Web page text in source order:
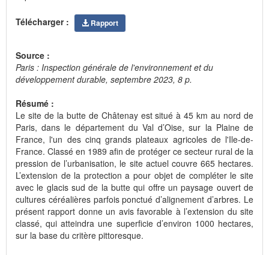
Télécharger : Rapport
Source :
Paris : Inspection générale de l'environnement et du
développement durable, septembre 2023, 8 p.
Résumé :
Le site de la butte de Châtenay est situé à 45 km au nord de
Paris, dans le département du Val d’Oise, sur la Plaine de
France, l'un des cinq grands plateaux agricoles de l'Ile-de-
France. Classé en 1989 afin de protéger ce secteur rural de la
pression de l’urbanisation, le site actuel couvre 665 hectares.
L’extension de la protection a pour objet de compléter le site
avec le glacis sud de la butte qui offre un paysage ouvert de
cultures céréalières parfois ponctué d’alignement d’arbres. Le
présent rapport donne un avis favorable à l’extension du site
classé, qui atteindra une superficie d’environ 1000 hectares,
sur la base du critère pittoresque.